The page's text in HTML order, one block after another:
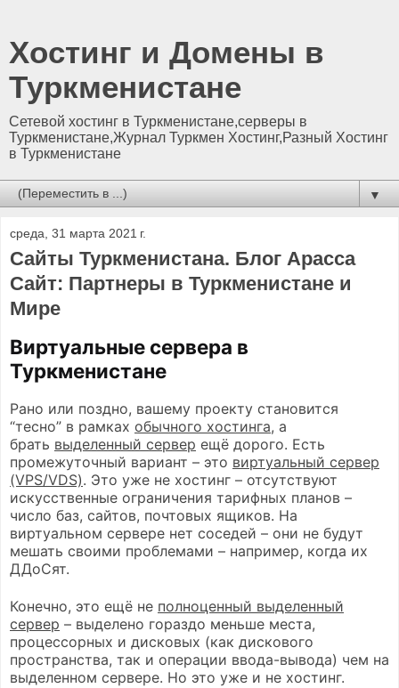
Хостинг и Домены в
Туркменистане
Сетевой хостинг в Туркменистане,серверы в
Туркменистане,Журнал Туркмен Хостинг,Разный Хостинг
в Туркменистане
▼
среда, 31 марта 2021 г.
Сайты Туркменистана. Блог Арасса
Сайт: Партнеры в Туркменистане и
Мире
Виртуальные сервера в
Туркменистане
Рано или поздно, вашему проекту становится
“тесно” в рамках обычного хостинга, а
брать выделенный сервер ещё дорого. Есть
промежуточный вариант – это виртуальный сервер
(VPS/VDS). Это уже не хостинг – отсутствуют
искусственные ограничения тарифных планов –
число баз, сайтов, почтовых ящиков. На
виртуальном сервере нет соседей – они не будут
мешать своими проблемами – например, когда их
ДДоСят.
Конечно, это ещё не полноценный выделенный
сервер – выделено гораздо меньше места,
процессорных и дисковых (как дискового
пространства, так и операции ввода-вывода) чем на
выделенном сервере. Но это уже и не хостинг.